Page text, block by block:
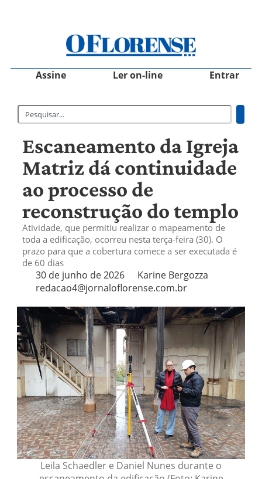
Assine Ler on-line Entrar
Escaneamento da Igreja
Matriz dá continuidade
ao processo de
reconstrução do templo
Atividade, que permitiu realizar o mapeamento de
toda a edificação, ocorreu nesta terça-feira (30). O
prazo para que a cobertura comece a ser executada é
de 60 dias
30 de junho de 2026
Karine Bergozza
redacao4@jornaloflorense.com.br
Leila Schaedler e Daniel Nunes durante o